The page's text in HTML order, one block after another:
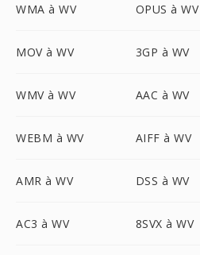
WMA à WV OPUS à WV
MOV à WV 3GP à WV
WMV à WV AAC à WV
WEBM à WV AIFF à WV
AMR à WV DSS à WV
AC3 à WV 8SVX à WV